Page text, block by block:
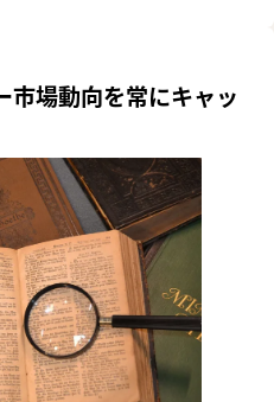
市場動向を常にキャッ